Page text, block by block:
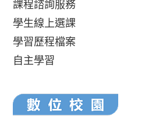
課程諮詢服務
學生線上選課
學習歷程檔案
自主學習